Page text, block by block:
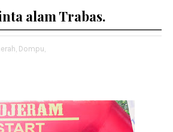
alam Trabas.
Dompu,